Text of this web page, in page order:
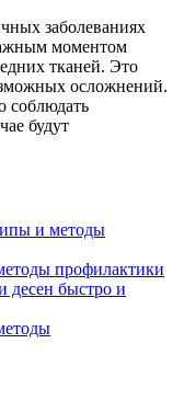
заболеваниях
моментом
тканей. Это
осложнений.
соблюдать
будут
и методы
профилактики
десен быстро и